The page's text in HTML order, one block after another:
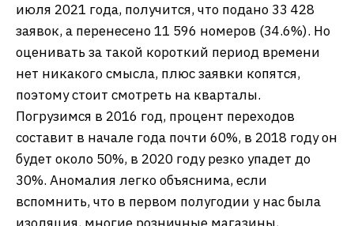
июля 2021 года, получится, что подано 33 428
заявок, а перенесено 11 596 номеров (34.6%). Но
оценивать за такой короткий период времени
нет никакого смысла, плюс заявки копятся,
поэтому стоит смотреть на кварталы.
Погрузимся в 2016 год, процент переходов
составит в начале года почти 60%, в 2018 году он
будет около 50%, в 2020 году резко упадет до
30%. Аномалия легко объяснима, если
вспомнить, что в первом полугодии у нас была